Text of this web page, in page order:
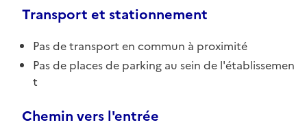
Transport et stationnement
Pas de transport en commun à proximité
Pas de places de parking au sein de l'établissemen
t
Chemin vers l'entrée